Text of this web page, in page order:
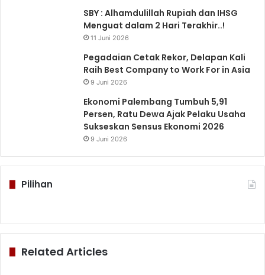
SBY : Alhamdulillah Rupiah dan IHSG
Menguat dalam 2 Hari Terakhir..!
11 Juni 2026
Pegadaian Cetak Rekor, Delapan Kali
Raih Best Company to Work For in Asia
9 Juni 2026
Ekonomi Palembang Tumbuh 5,91
Persen, Ratu Dewa Ajak Pelaku Usaha
Sukseskan Sensus Ekonomi 2026
9 Juni 2026
Pilihan
Related Articles